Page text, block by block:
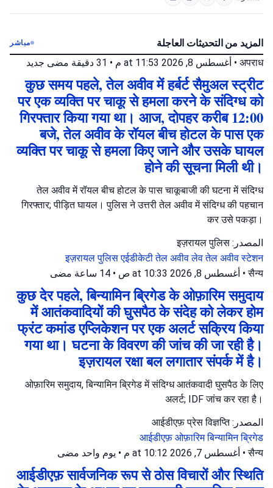
المزيد من التحديثات العاجلة مباشر
अपराध
• أغسطس 8, 2026 at 11:53 م • 31 دقيقة مضى جديد
कुछ समय पहले, तेल अवीव में हर्बर्ट सैमुअल स्ट्रीट
पर एक व्यक्ति पर चाकू से हमला करने के संदिग्ध को
गिरफ्तार किया गया था। आज, दोपहर करीब 12:00
बजे, तेल अवीव के रॉयल बीच होटल के पास एक
व्यक्ति पर चाकू से हमला किए जाने और उसके घायल
होने की सूचना मिली थी।
तेल अवीव में रॉयल बीच होटल के पास चाकूबाजी की घटना में संदिग्ध
गिरफ्तार; पीड़ित घायल। पुलिस ने उत्तरी तेल अवीव में संदिग्ध की पहचान
कर उसे पकड़ा।
المصدر: इज़रायल पुलिस
इज़रायल पुलिसएईडीकेटी तेल अवीवलेव तेल अवीव स्टेशन
सैन्य
• أغسطس 8, 2026 at 10:33 ص • 14 ساعة مضى
कुछ देर पहले, बिन्यामिन ब्रिगेड के ओफ़ारिम समुदाय
में आतंकवादियों की घुसपैठ के संदेह को लेकर होम
फ्रंट कमांड एप्लिकेशन पर एक अलर्ट सक्रिय किया
गया था। घटना के विवरण की जांच की जा रही है।
इज़रायल रक्षा बल लगातार संपर्क में है।
ओफ़ारिम समुदाय, बिन्यामिन ब्रिगेड में संदिग्ध आतंकवादी घुसपैठ के लिए
अलर्ट; IDF जांच कर रहा है।
المصدر: आईडीएफ़ प्रेस विज्ञप्ति
आईडीएफ़ ओफ़ारिमबिन्यामिन ब्रिगेड
सैन्य
• أغسطس 7, 2026 at 10:12 م • يوم واحد مضى
आईडीएफ़ सार्वजनिक रूप से ठोस विचारों और स्थिति